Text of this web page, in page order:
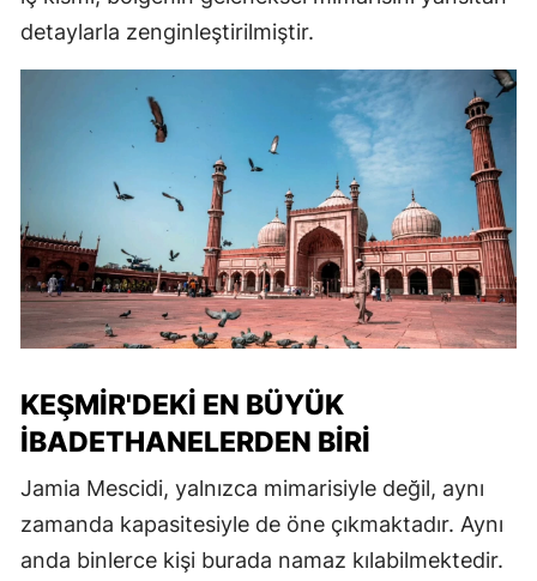
detaylarla zenginleştirilmiştir.
KEŞMIR'DEKI EN BÜYÜK
İBADETHANELERDEN BIRI
Jamia Mescidi, yalnızca mimarisiyle değil, aynı
zamanda kapasitesiyle de öne çıkmaktadır. Aynı
anda binlerce kişi burada namaz kılabilmektedir.